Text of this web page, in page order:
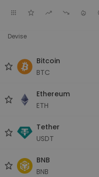
Devise
Bitcoin
BTC
Ethereum
ETH
Tether
USDT
BNB
BNB